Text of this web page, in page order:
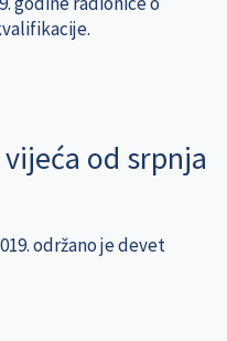
od srpnja
održano je devet